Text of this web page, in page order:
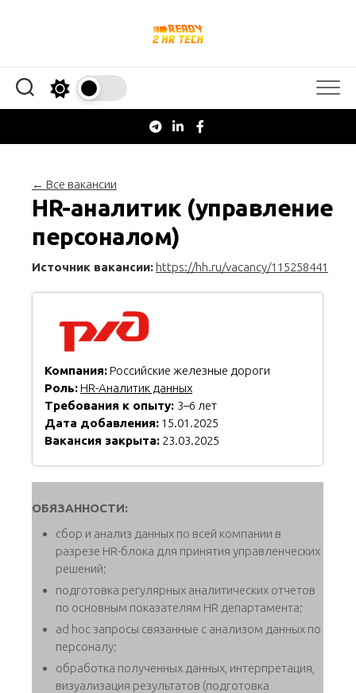
← Все вакансии
HR-аналитик (управление
персоналом)
Источник вакансии: https://hh.ru/vacancy/115258441
Компания:Российские железные дороги
Роль:HR-Аналитик данных
Требования к опыту: 3–6 лет
Дата добавления: 15.01.2025
Вакансия закрыта: 23.03.2025
ОБЯЗАННОСТИ:
сбор и анализ данных по всей компании в
разрезе HR-блока для принятия управленческих
решений;
подготовка регулярных аналитических отчетов
по основным показателям HR департамента;
ad hoc запросы связанные с анализом данных по
персоналу;
обработка полученных данных, интерпретация,
визуализация результатов (подготовка